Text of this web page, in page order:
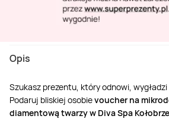
Opis
Szukasz prezentu, który odnowi,
Podaruj bliskiej osobievoucher na
diamentową twarzy w Diva Spa